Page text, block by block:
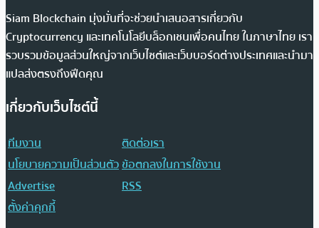
Siam Blockchain มุ่งมั่นที่จะช่วยนำเสนอสารเกี่ยวกับ
Cryptocurrency และเทคโนโลยีบล็อกเชนเพื่อคนไทย ในภาษาไทย เรา
รวบรวมข้อมูลส่วนใหญ่จากเว็บไซต์และเว็บบอร์ดต่างประเทศและนำมา
แปลส่งตรงถึงฟีดคุณ
เกี่ยวกับเว็บไซต์นี้
ทีมงาน
ติดต่อเรา
นโยบายความเป็นส่วนตัวข้อตกลงในการใช้งาน
Advertise
RSS
ตั้งค่าคุกกี้